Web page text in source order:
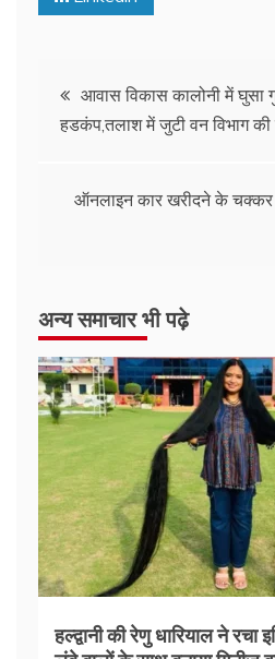
आवास विकास कालोनी में घुसा
हडकंप,तलाश में जुटी वन विभाग की
ऑनलाइन कार खरीदने के
अन्य समाचार भी पढ़े
हल्द्वानी की रेणु धारियाल ने रचा